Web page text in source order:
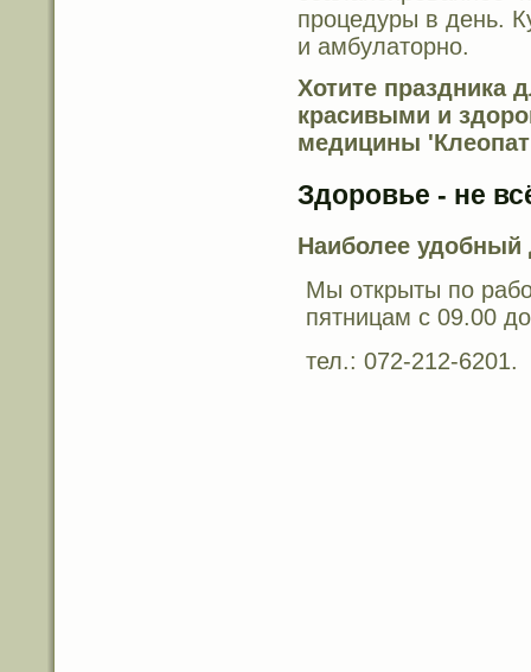
процедуры в день.
и амбулаторно.
Хотите праздника
красивыми и
медицины
Здоровье - не
Наиболее
Мы открыты по
пятницам с 09.00
тел.: 072-212-6201.